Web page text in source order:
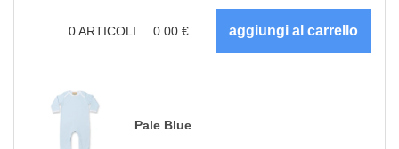
0ARTICOLI 0.00 €
Pale Blue